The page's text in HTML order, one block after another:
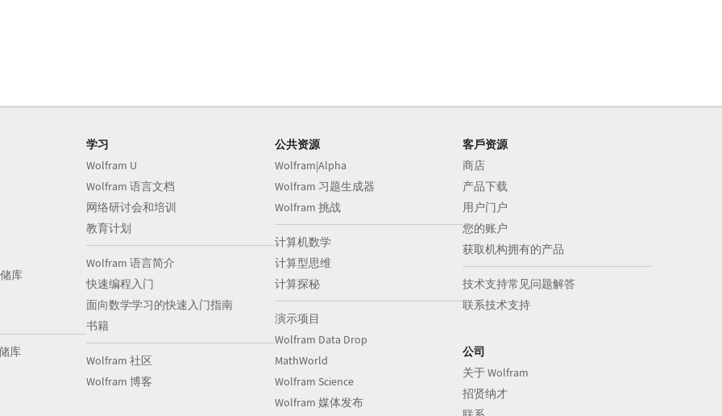
库
库
学习
Wolfram U
Wolfram 语言文档
网络研讨会和培训
教育计划
Wolfram 语言简介
快速编程入门
面向数学学习的快速入门指南
书籍
Wolfram 社区
Wolfram 博客
公共资源
Wolfram|Alpha
Wolfram 习题生成器
Wolfram 挑战
计算机数学
计算型思维
计算探秘
演示项目
Wolfram Data Drop
MathWorld
Wolfram Science
Wolfram 媒体发布
客戶资源
商店
产品下载
用户门户
您的账户
获取机构拥有的产品
技术支持常见问题解答
联系技术支持
公司
关于 Wolfram
招贤纳才